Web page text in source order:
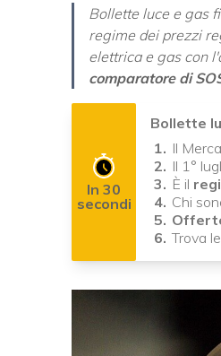
Bollette luce e gas
regime dei prezzi
elettrica e gas con
comparatore di
In 30
secondi
Bollette
Il
Il 1°
È il
Chi
Trova le